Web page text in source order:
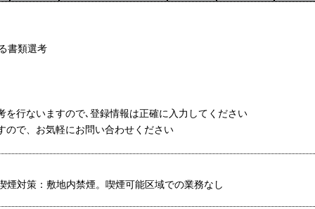
書類選考
を行ないますので､登録情報は正確に入力してください
ので、お気軽にお問い合わせください
煙対策：敷地内禁煙。喫煙可能区域での業務なし